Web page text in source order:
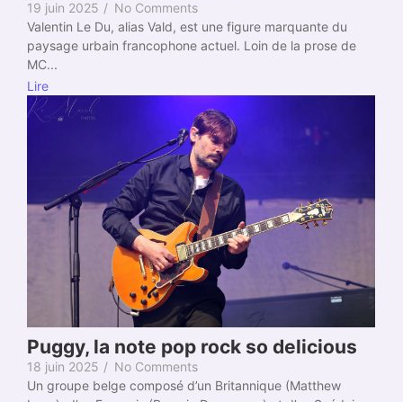
19 juin 2025 / No Comments
Valentin Le Du, alias Vald, est une figure marquante du
paysage urbain francophone actuel. Loin de la prose de
MC...
Lire
Puggy, la note pop rock so delicious
18 juin 2025 / No Comments
Un groupe belge composé d’un Britannique (Matthew